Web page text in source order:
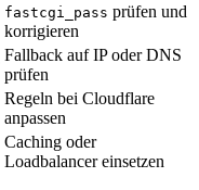
fastcgi_pass prüfen und
korrigieren
Fallback auf IP oder DNS
prüfen
Regeln bei Cloudflare
anpassen
Caching oder
Loadbalancer einsetzen